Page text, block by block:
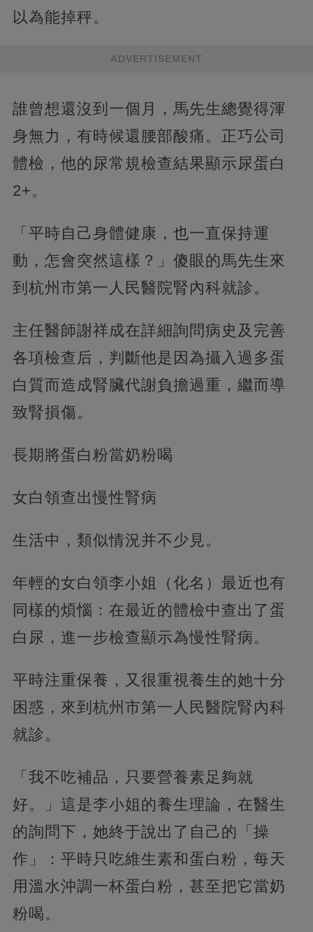
以為能掉秤。
ADVERTISEMENT
誰曾想還沒到一個月，馬先生總覺得渾
身無力，有時候還腰部酸痛。正巧公司
體檢，他的尿常規檢查結果顯示尿蛋白
2+。
「平時自己身體健康，也一直保持運
動，怎會突然這樣？」傻眼的馬先生來
到杭州市第一人民醫院腎內科就診。
主任醫師謝祥成在詳細詢問病史及完善
各項檢查后，判斷他是因為攝入過多蛋
白質而造成腎臟代謝負擔過重，繼而導
致腎損傷。
長期將蛋白粉當奶粉喝
女白領查出慢性腎病
生活中，類似情況并不少見。
年輕的女白領李小姐（化名）最近也有
同樣的煩惱：在最近的體檢中查出了蛋
白尿，進一步檢查顯示為慢性腎病。
平時注重保養，又很重視養生的她十分
困惑，來到杭州市第一人民醫院腎內科
就診。
「我不吃補品，只要營養素足夠就
好。」這是李小姐的養生理論，在醫生
的詢問下，她終于說出了自己的「操
作」：平時只吃維生素和蛋白粉，每天
用溫水沖調一杯蛋白粉，甚至把它當奶
粉喝。